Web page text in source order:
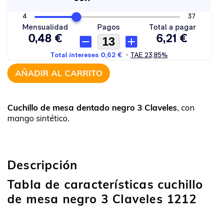
AÑADIR AL CARRITO
Cuchillo de mesa dentado negro 3 Claveles, con
mango sintético.
Descripción
Tabla de características cuchillo
de mesa negro 3 Claveles 1212